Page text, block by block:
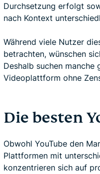
Durchsetzung erfolgt
nach Kontext
Während viele Nutzer
betrachten, wünschen
Deshalb suchen
Videoplattform ohne
Die besten
Obwohl YouTube den
Plattformen mit
konzentrieren sich auf